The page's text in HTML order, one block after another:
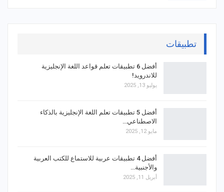
تطبيقات
أفضل 6 تطبيقات تعلم قواعد اللغة الإنجليزية
للاندرويد!
يوليو 13, 2025
أفضل 5 تطبيقات تعلم اللغة الإنجليزية بالذكاء
الاصطناعي…
مايو 12, 2025
أفضل 4 تطبيقات عربية للاستماع للكتب العربية
والأجنبية…
أبريل 11, 2025